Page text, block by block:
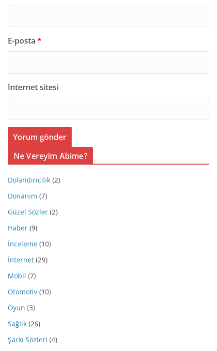
E-posta *
İnternet sitesi
Ne Vereyim Abime?
Dolandırıcılık (2)
Donanım (7)
Güzel Sözler (2)
Haber (9)
İnceleme (10)
İnternet (29)
Mobil (7)
Otomotiv (10)
Oyun (3)
Sağlık (26)
Şarkı Sözleri (4)